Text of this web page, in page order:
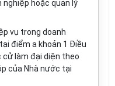
nghiệp hoặc quản lý
vụ trong doanh
điểm a khoản 1 Điều
làm đại diện theo
của Nhà nước tại